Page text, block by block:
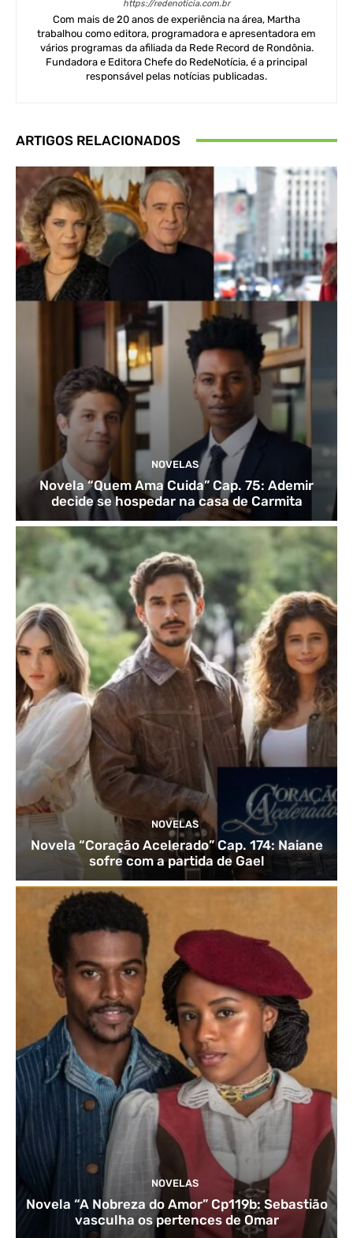
https://redenoticia.com.br
Com mais de 20 anos de experiência na área, Martha
trabalhou como editora, programadora e apresentadora em
vários programas da afiliada da Rede Record de Rondônia.
Fundadora e Editora Chefe do RedeNotícia, é a principal
responsável pelas notícias publicadas.
ARTIGOS RELACIONADOS
NOVELAS
Novela “Quem Ama Cuida” Cap. 75: Ademir
decide se hospedar na casa de Carmita
NOVELAS
Novela “Coração Acelerado” Cap. 174: Naiane
sofre com a partida de Gael
NOVELAS
Novela “A Nobreza do Amor” Cp119b: Sebastião
vasculha os pertences de Omar